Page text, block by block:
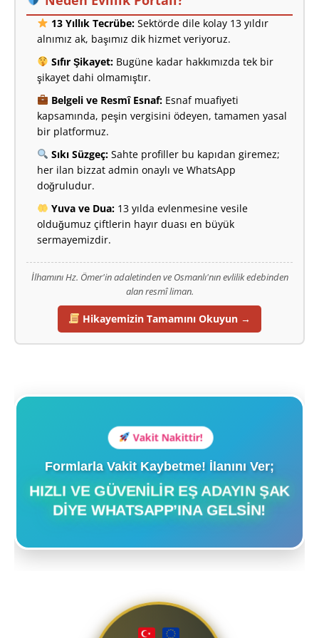
13 Yıllık Tecrübe:Sektörde dile kolay 13 yıldır
alnımız ak, başımız dik hizmet veriyoruz.
Sıfır Şikayet:Bugüne kadar hakkımızda tek bir
şikayet dahi olmamıştır.
Belgeli ve Resmî Esnaf:Esnaf muafiyeti
kapsamında, peşin vergisini ödeyen, tamamen yasal
bir platformuz.
Sıkı Süzgeç:Sahte profiller bu kapıdan giremez;
her ilan bizzat admin onaylı ve WhatsApp
doğruludur.
Yuva ve Dua:13 yılda evlenmesine vesile
olduğumuz çiftlerin hayır duası en büyük
sermayemizdir.
İlhamını Hz. Ömer'in adaletinden ve Osmanlı'nın evlilik edebinden
alan resmî liman.
Hikayemizin Tamamını Okuyun →
Vakit Nakittir!
Formlarla Vakit Kaybetme! İlanını Ver;
HIZLI VE GÜVENILIR EŞ ADAYIN ŞAK
DIYE WHATSAPP’INA GELSIN!